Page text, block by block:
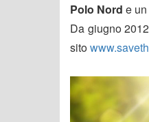
Polo Nord e un
Da giugno
sito